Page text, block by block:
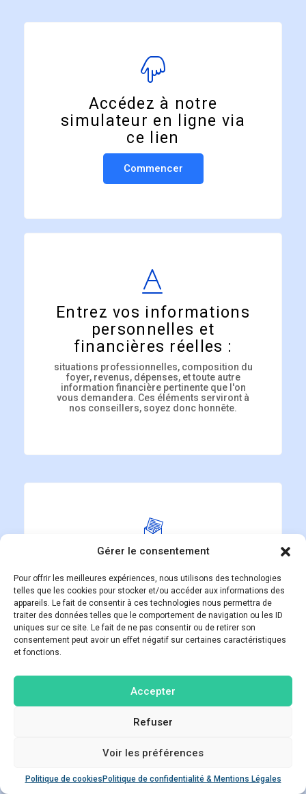
Gérer le consentement
Pour offrir les meilleures expériences, nous utilisons des technologies
telles que les cookies pour stocker et/ou accéder aux informations des
appareils. Le fait de consentir à ces technologies nous permettra de
traiter des données telles que le comportement de navigation ou les ID
uniques sur ce site. Le fait de ne pas consentir ou de retirer son
consentement peut avoir un effet négatif sur certaines caractéristiques
et fonctions.
Accepter
Refuser
Voir les préférences
Politique de cookies Politique de confidentialité & Mentions Légales
Accédez à notre
simulateur en ligne via
ce lien
Commencer
Entrez vos informations
personnelles et
financières réelles :
situations professionnelles, composition du
foyer, revenus, dépenses, et toute autre
information financière pertinente que l'on
vous demandera. Ces éléments serviront à
nos conseillers, soyez donc honnête.
personnalisée :
sur la base de vos informations, le
simulateur calculera et vous présentera les
options disponibles, adaptées à votre
situation financière.
Consultez nos experts
dans les prochaines
Poser une question
Open